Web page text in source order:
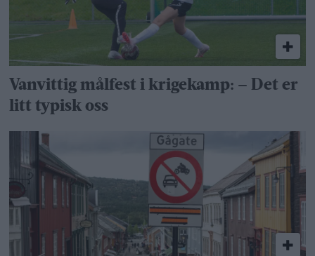
Vanvittig målfest i krigekamp: – Det er
litt typisk oss